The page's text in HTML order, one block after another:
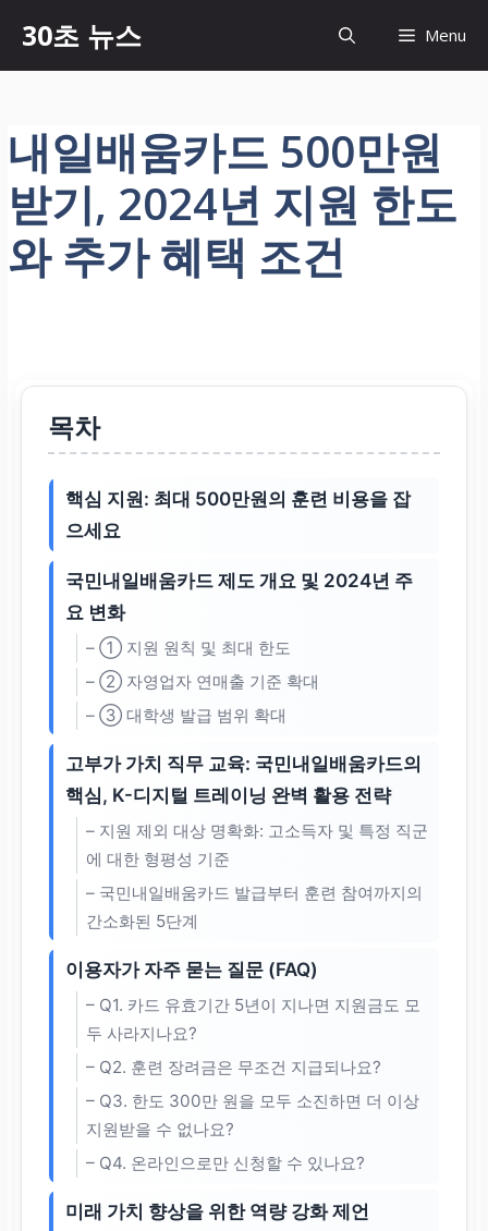
츠
너
기
30초 뉴스 Menu
내일배움카드 500만원
받기, 2024년 지원 한도
와 추가 혜택 조건
목차
핵심 지원: 최대 500만원의 훈련 비용을 잡
으세요
국민내일배움카드 제도 개요 및 2024년 주
요 변화
– ① 지원 원칙 및 최대 한도
– ② 자영업자 연매출 기준 확대
– ③ 대학생 발급 범위 확대
고부가 가치 직무 교육: 국민내일배움카드의
핵심, K-디지털 트레이닝 완벽 활용 전략
– 지원 제외 대상 명확화: 고소득자 및 특정 직군
에 대한 형평성 기준
– 국민내일배움카드 발급부터 훈련 참여까지의
간소화된 5단계
이용자가 자주 묻는 질문 (FAQ)
– Q1. 카드 유효기간 5년이 지나면 지원금도 모
두 사라지나요?
– Q2. 훈련 장려금은 무조건 지급되나요?
– Q3. 한도 300만 원을 모두 소진하면 더 이상
지원받을 수 없나요?
– Q4. 온라인으로만 신청할 수 있나요?
미래 가치 향상을 위한 역량 강화 제언